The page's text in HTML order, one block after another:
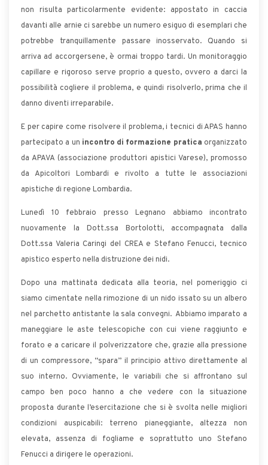
non risulta particolarmente evidente: appostato in caccia
davanti alle arnie ci sarebbe un numero esiguo di esemplari che
potrebbe tranquillamente passare inosservato. Quando si
arriva ad accorgersene, è ormai troppo tardi. Un monitoraggio
capillare e rigoroso serve proprio a questo, ovvero a darci la
possibilità cogliere il problema, e quindi risolverlo, prima che il
danno diventi irreparabile.
E per capire come risolvere il problema, i tecnici di APAS hanno
partecipato a un incontro di formazione pratica organizzato
da APAVA (associazione produttori apistici Varese), promosso
da Apicoltori Lombardi e rivolto a tutte le associazioni
apistiche di regione Lombardia.
Lunedì 10 febbraio presso Legnano abbiamo incontrato
nuovamente la Dott.ssa Bortolotti, accompagnata dalla
Dott.ssa Valeria Caringi del CREA e Stefano Fenucci, tecnico
apistico esperto nella distruzione dei nidi.
Dopo una mattinata dedicata alla teoria, nel pomeriggio ci
siamo cimentate nella rimozione di un nido issato su un albero
nel parchetto antistante la sala convegni. Abbiamo imparato a
maneggiare le aste telescopiche con cui viene raggiunto e
forato e a caricare il polverizzatore che, grazie alla pressione
di un compressore, “spara” il principio attivo direttamente al
suo interno. Ovviamente, le variabili che si affrontano sul
campo ben poco hanno a che vedere con la situazione
proposta durante l’esercitazione che si è svolta nelle migliori
condizioni auspicabili: terreno pianeggiante, altezza non
elevata, assenza di fogliame e soprattutto uno Stefano
Fenucci a dirigere le operazioni.